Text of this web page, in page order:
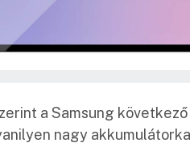
a Samsung
nagy